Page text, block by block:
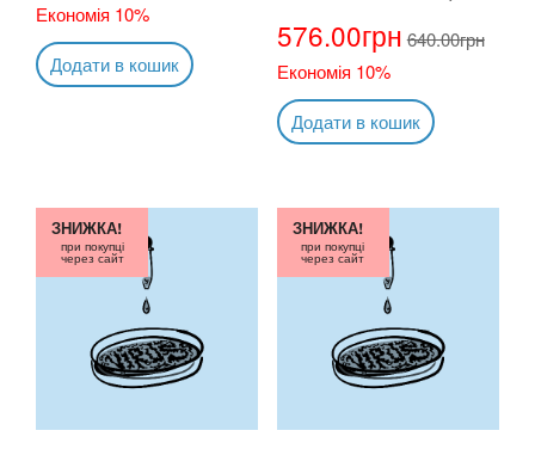
Економія 10%
Додати в кошик
576.00грн 640.00грн
Економія 10%
Додати в кошик
ЗНИЖКА!
при покупці
через сайт
ЗНИЖКА!
при покупці
через сайт